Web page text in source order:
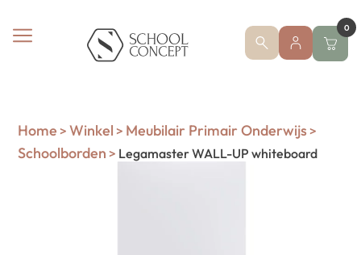
0
Home > Winkel > Meubilair Primair Onderwijs>
Schoolborden > Legamaster WALL-UP whiteboard